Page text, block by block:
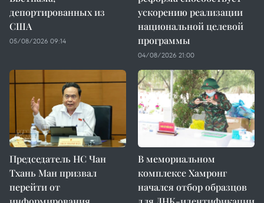
депортированных из
США
05/08/2026 09:14
ускорению реализации
национальной целевой
программы
04/08/2026 21:00
Председатель НС Чан
Тхань Ман призвал
перейти от
В мемориальном
комплексе Хамронг
начался отбор образцов